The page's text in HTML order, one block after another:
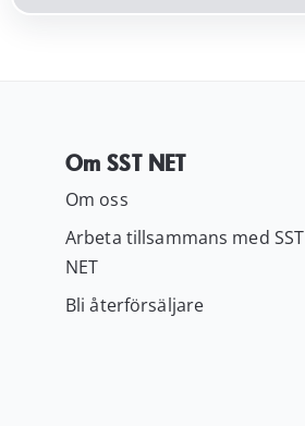
Om SST NET
Om oss
Arbeta tillsammans med SST
NET
Bli återförsäljare